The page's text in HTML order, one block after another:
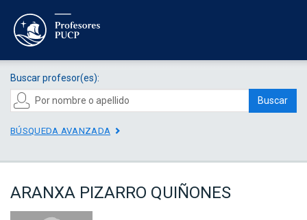
Buscar profesor(es):
Buscar
BÚSQUEDA AVANZADA
ARANXA PIZARRO QUIÑONES